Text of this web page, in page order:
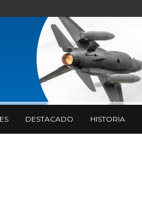
DESTACADO HISTORIA